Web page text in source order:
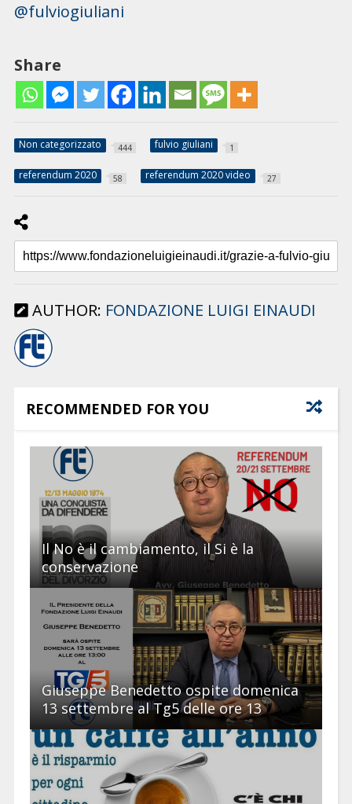
@fulviogiuliani
Share
Non categorizzato 444 fulvio giuliani 1
referendum 2020 58 referendum 2020 video 27
AUTHOR: FONDAZIONE LUIGI EINAUDI
RECOMMENDED FOR YOU
Il No è il cambiamento, il Si è la
conservazione
Giuseppe Benedetto ospite domenica
13 settembre al Tg5 delle ore 13